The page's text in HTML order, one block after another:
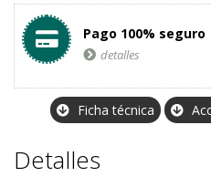
Pago 100% seguro
detalles
Ficha técnica
Detalles